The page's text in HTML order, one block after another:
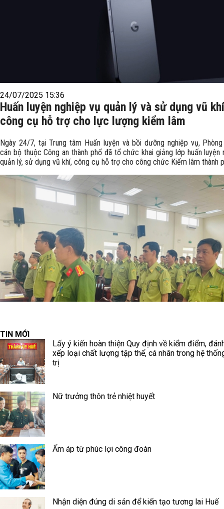
24/07/2025 15:36
Huấn luyện nghiệp vụ quản lý và sử dụng vũ
công cụ hỗ trợ cho lực lượng kiểm lâm
Ngày 24/7, tại Trung tâm Huấn luyện và bồi dưỡng nghiệp vụ,
cán bộ thuộc Công an thành phố đã tổ chức khai giảng lớp huấn luyện
quản lý, sử dụng vũ khí, công cụ hỗ trợ cho công chức Kiểm lâm thành
TIN MỚI
Lấy ý kiến hoàn thiện Quy định về kiểm điểm,
xếp loại chất lượng tập thể, cá nhân trong hệ
trị
Nữ trưởng thôn trẻ nhiệt huyết
Ấm áp từ phúc lợi công đoàn
Nhận diện đúng di sản để kiến tạo tương lai Huế